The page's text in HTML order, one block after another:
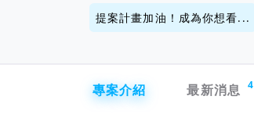
提案計畫加油！成為你想看...
專案介紹
最新消息 4